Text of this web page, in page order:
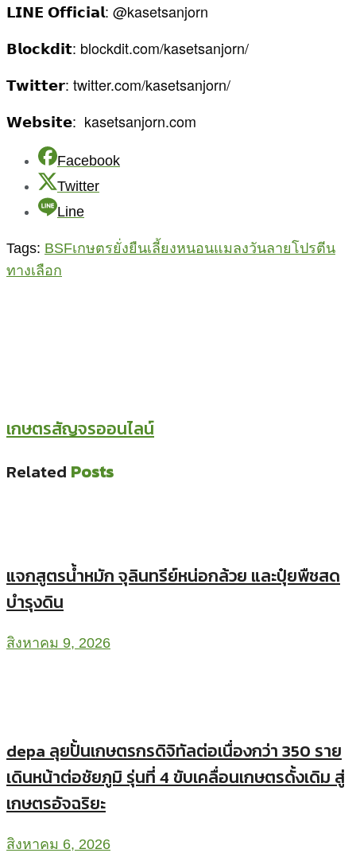
𝗟𝗜𝗡𝗘 𝗢𝗳𝗳𝗶𝗰𝗶𝗮𝗹: @kasetsanjorn
𝗕𝗹𝗼𝗰𝗸𝗱𝗶𝘁: blockdit.com/kasetsanjorn/
𝗧𝘄𝗶𝘁𝘁𝗲𝗿: twitter.com/kasetsanjorn/
𝗪𝗲𝗯𝘀𝗶𝘁𝗲: kasetsanjorn.com
Facebook
Twitter
Line
Tags: BSFเกษตรยั่งยืนเลี้ยงหนอนแมลงวันลายโปรตีน
ทางเลือก
เกษตรสัญจรออนไลน์
Related Posts
แจกสูตรน้ำหมัก จุลินทรีย์หน่อกล้วย และปุ๋ยพืชสด
บำรุงดิน
สิงหาคม 9, 2026
depa ลุยปั้นเกษตรกรดิจิทัลต่อเนื่องกว่า 350 ราย
เดินหน้าต่อชัยภูมิ รุ่นที่ 4 ขับเคลื่อนเกษตรดั้งเดิม สู่
เกษตรอัจฉริยะ
สิงหาคม 6, 2026